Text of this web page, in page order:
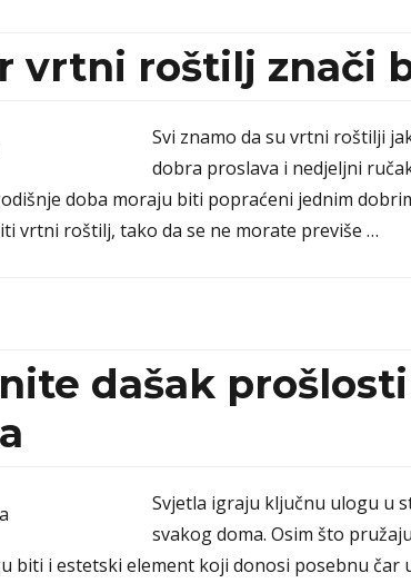
vrtni roštilj znači
Svi znamo da su vrtni roštilji
dobra proslava i nedjeljni
doba moraju biti popraćeni jednim
vrtni roštilj, tako da se ne morate previše …
dašak
Svjetla igraju ključnu ulogu u
svakog doma. Osim što
biti i estetski element koji donosi posebnu čar